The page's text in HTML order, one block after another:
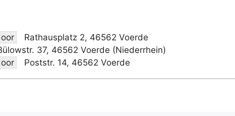
Rathausplatz 2, 46562 Voerde
37, 46562 Voerde (Niederrhein)
Poststr. 14, 46562 Voerde